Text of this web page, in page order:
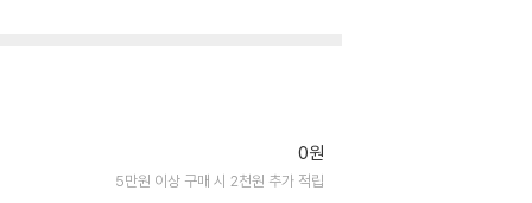
0원
5만원 이상 구매 시 2천원 추가 적립